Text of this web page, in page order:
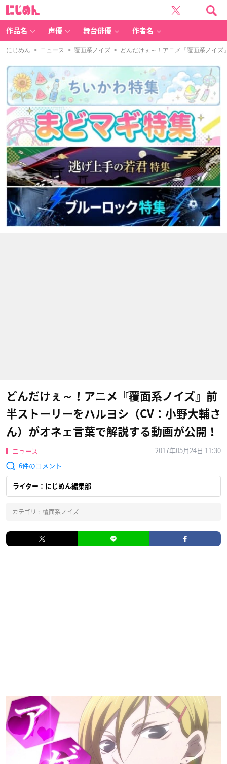
作品名 声優 舞台俳優 作者名
にじめん > ニュース > 覆面系ノイズ > どんだけぇ～！アニメ『覆面系ノイズ
どんだけぇ～！アニメ『覆面系ノイズ』前
半ストーリーをハルヨシ（CV：小野大輔さ
ん）がオネェ言葉で解説する動画が公開！
ニュース
2017年05月24日 11:30
6
ライター：にじめん編集部
カテゴリ : 覆面系ノイズ